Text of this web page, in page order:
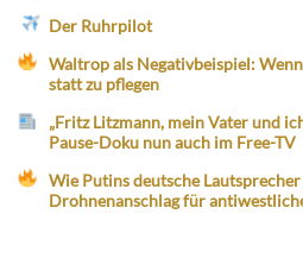
Der Ruhrpilot
Waltrop als Negativbeispiel:
statt zu pflegen
„Fritz Litzmann, mein Vater und
Pause-Doku nun auch im Free-TV
Wie Putins deutsche
Drohnenanschlag für